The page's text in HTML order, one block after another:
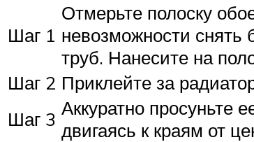
Шаг 1
Отмерьте полоску
невозможности снять
труб. Нанесите на
Шаг 2 Приклейте за
Шаг 3 Аккуратно просуньте
двигаясь к краям от